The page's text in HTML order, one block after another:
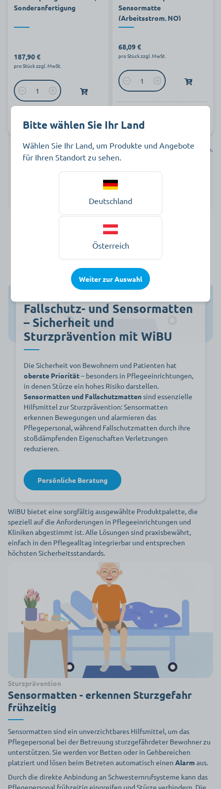
Sonderanfertigung
187,90 €
pro Stück zzgl. MwSt.
Art.-Nr. 812256 Lieferbar
Sensormatte
(Arbeitsstrom, NO)
68,09 €
pro Stück zzgl. MwSt.
802264
Verkauf nur an gewerbliche Kunden. Kein Verkauf an Privatkunden.
Fallschutz- und Sensormatten
– Sicherheit und
Sturzprävention mit WiBU
Die Sicherheit von Bewohnern und Patienten hat
oberste Priorität– besonders in Pflegeeinrichtungen,
in denen Stürze ein hohes Risiko darstellen.
Sensormatten und Fallschutzmattensind essenzielle
Hilfsmittel zur Sturzprävention: Sensormatten
erkennen Bewegungen und alarmieren das
Pflegepersonal, während Fallschutzmatten durch ihre
stoßdämpfenden Eigenschaften Verletzungen
reduzieren.
Persönliche Beratung
WiBU bietet eine sorgfältig ausgewählte Produktpalette, die
speziell auf die Anforderungen in Pflegeeinrichtungen und
Kliniken abgestimmt ist. Alle Lösungen sind praxisbewährt,
einfach in den Pflegealltag integrierbar und entsprechen
höchsten Sicherheitsstandards.
Sturzprävention
Sensormatten - erkennen Sturzgefahr
frühzeitig
Sensormatten sind ein unverzichtbares Hilfsmittel, um das
Pflegepersonal bei der Betreuung sturzgefährdeter Bewohner zu
unterstützen. Sie werden vor Betten oder in Gehbereichen
platziert und lösen beim Betreten automatisch einen Alarmaus.
Durch die direkte Anbindung an Schwesternrufsysteme kann das
Pflegepersonal frühzeitig eingreifen und Stürze verhindern. Die
Bitte wählen Sie Ihr Land
Wählen Sie Ihr Land, um Produkte und Angebote
für Ihren Standort zu sehen.
Deutschland
Österreich
Weiter zur Auswahl